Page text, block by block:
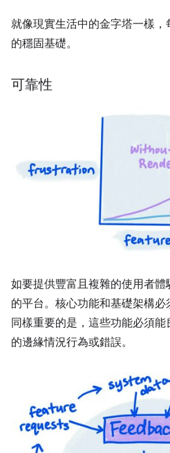
就像現實生活中的金字塔一樣
的穩固基礎。
可靠性
如要提供豐富且複雜的使用者
的平台。核心功能和基礎架構必
同樣重要的是，這些功能必須
的邊緣情況行為或錯誤。